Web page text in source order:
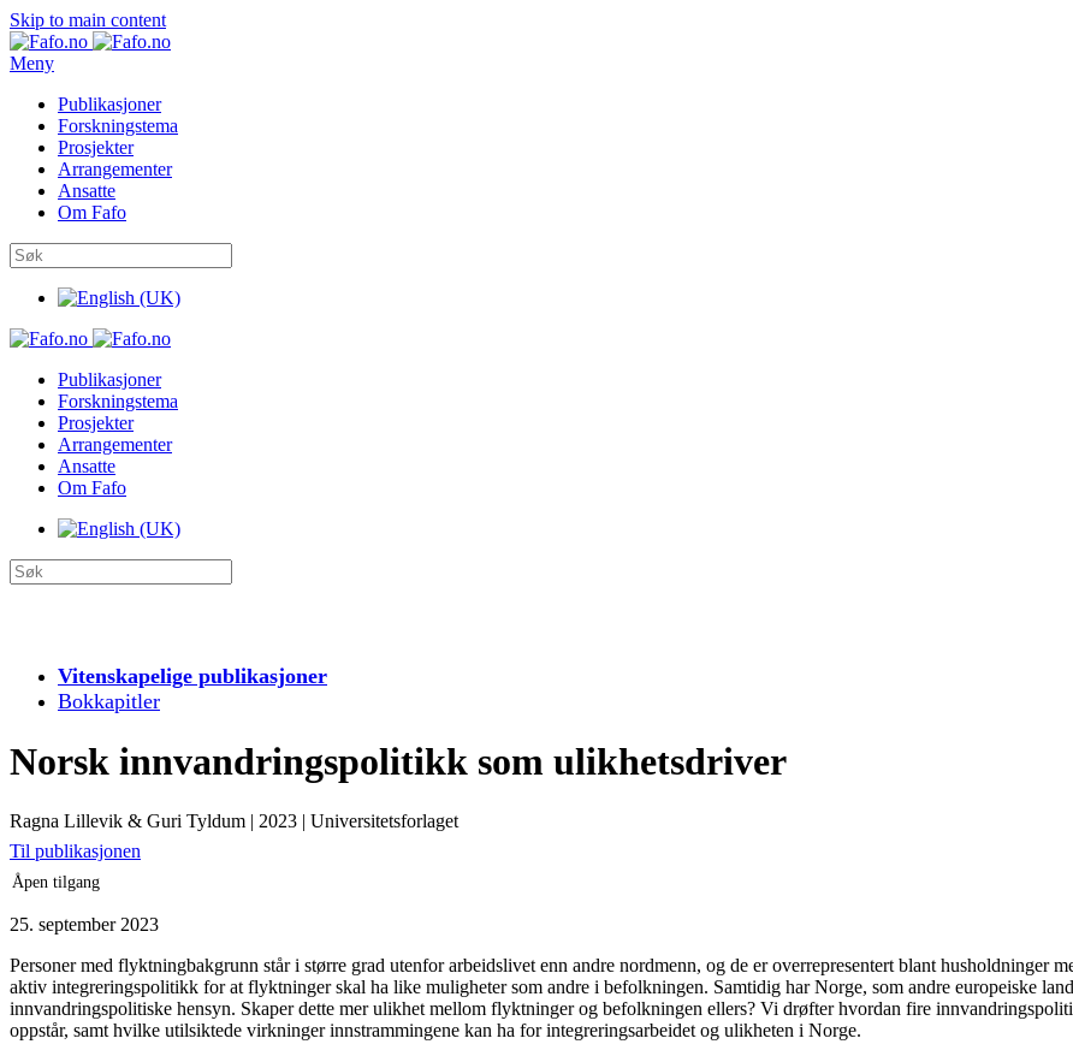
Skip to main content
Meny
Publikasjoner
Forskningstema
Prosjekter
Arrangementer
Ansatte
Om Fafo
Publikasjoner
Forskningstema
Prosjekter
Arrangementer
Ansatte
Om Fafo
Vitenskapelige publikasjoner
Bokkapitler
Norsk innvandringspolitikk som ulikhetsdriver
Ragna Lillevik & Guri Tyldum | 2023 | Universitetsforlaget
Til publikasjonen
Åpen tilgang
25. september 2023
Personer med flyktningbakgrunn står i større grad utenfor arbeidslivet enn andre nordmenn, og de er overrepresentert blant
aktiv integreringspolitikk for at flyktninger skal ha like muligheter som andre i befolkningen. Samtidig har Norge, som andre europeiske
innvandringspolitiske hensyn. Skaper dette mer ulikhet mellom flyktninger og befolkningen ellers? Vi drøfter hvordan fire
oppstår, samt hvilke utilsiktede virkninger innstrammingene kan ha for integreringsarbeidet og ulikheten i Norge.